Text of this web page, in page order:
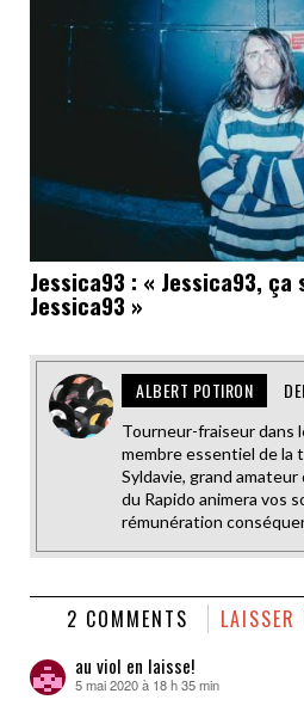
Jessica93 : « Jessica93, ça
Jessica93 »
ALBERT POTIRON
Tourneur-fraiseur dans
membre essentiel de la
Syldavie, grand
du Rapido animera vos
rémunération
2 COMMENTS LAISSER
au viol en laisse!
dit :
5 mai 2020 à 18 h 35 min